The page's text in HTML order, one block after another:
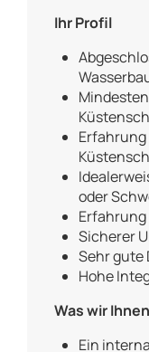
Ihr Profil
oder
Sicherer
Sehr
Hohe
Was wir
Ein